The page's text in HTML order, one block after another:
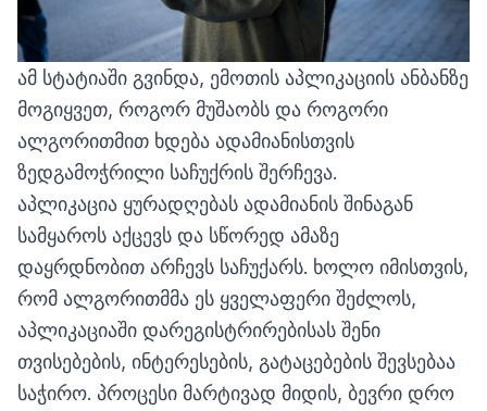
ამ სტატიაში გვინდა, ემოთის აპლიკაციის ანბანზე
მოგიყვეთ, როგორ მუშაობს და როგორი
ალგორითმით ხდება ადამიანისთვის
ზედგამოჭრილი საჩუქრის შერჩევა.
აპლიკაცია ყურადღებას ადამიანის შინაგან
სამყაროს აქცევს და სწორედ ამაზე
დაყრდნობით არჩევს საჩუქარს. ხოლო იმისთვის,
რომ ალგორითმმა ეს ყველაფერი შეძლოს,
აპლიკაციაში დარეგისტრირებისას შენი
თვისებების, ინტერესების, გატაცებების შევსებაა
საჭირო. პროცესი მარტივად მიდის, ბევრი დრო